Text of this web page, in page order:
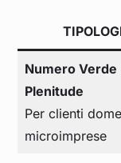
Numero Verde
Plenitude
Per clienti
microimprese